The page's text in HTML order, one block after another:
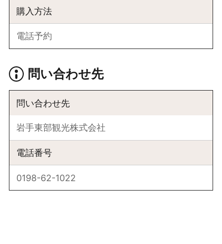
購入方法
電話予約
問い合わせ先
問い合わせ先
岩手東部観光株式会社
電話番号
0198-62-1022